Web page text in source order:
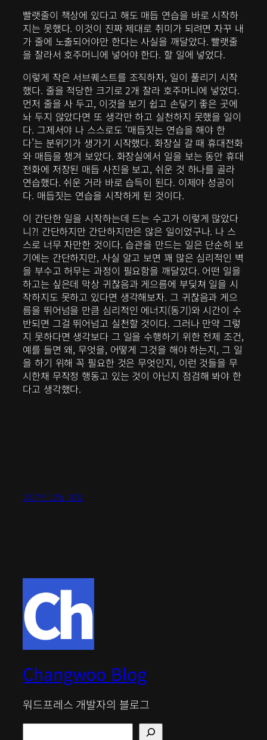
빨랫줄이 책상에 있다고 해도 매듭 연습을 바로 시작하
지는 못했다. 이것이 진짜 제대로 취미가 되려면 자꾸 내
가 줄에 노출되어야만 한다는 사실을 깨달았다. 빨랫줄
을 잘라서 호주머니에 넣어야 한다. 할 일에 넣었다.
이렇게 작은 서브퀘스트를 조직하자, 일이 풀리기 시작
했다. 줄을 적당한 크기로 2개 잘라 호주머니에 넣었다.
먼저 줄을 사 두고, 이것을 보기 쉽고 손닿기 좋은 곳에
놔 두지 않았다면 또 생각만 하고 실천하지 못했을 일이
다. 그제서야 나 스스로도 ‘매듭짓는 연습을 해야 한
다’는 분위기가 생가기 시작했다. 화장실 갈 때 휴대전화
와 매듭을 챙겨 보았다. 화장실에서 일을 보는 동안 휴대
전화에 저장된 매듭 사진을 보고, 쉬운 것 하나를 골라
연습했다. 쉬운 거라 바로 습득이 된다. 이제야 성공이
다. 매듭짓는 연습을 시작하게 된 것이다.
이 간단한 일을 시작하는데 드는 수고가 이렇게 많았다
니?! 간단하지만 간단하지만은 않은 일이었구나. 나 스
스로 너무 자만한 것이다. 습관을 만드는 일은 단순히 보
기에는 간단하지만, 사실 알고 보면 꽤 많은 심리적인 벽
을 부수고 허무는 과정이 필요함을 깨달았다. 어떤 일을
하고는 싶은데 막상 귀찮음과 게으름에 부딫쳐 일을 시
작하지도 못하고 있다면 생각해보자. 그 귀찮음과 게으
름을 뛰어넘을 만큼 심리적인 에너지(동기)와 시간이 수
반되면 그걸 뛰어넘고 실천할 것이다. 그러나 만약 그렇
지 못하다면 생각보다 그 일을 수행하기 위한 전제 조건,
예를 들면 왜, 무엇을, 어떻게 그것을 해야 하는지, 그 일
을 하기 위해 꼭 필요한 것은 무엇인지, 이런 것들을 무
시한채 무작정 행동고 있는 것이 아닌지 점검해 봐야 한
다고 생각했다.
2017년 12월 10일
Changwoo Blog
워드프레스 개발자의 블로그